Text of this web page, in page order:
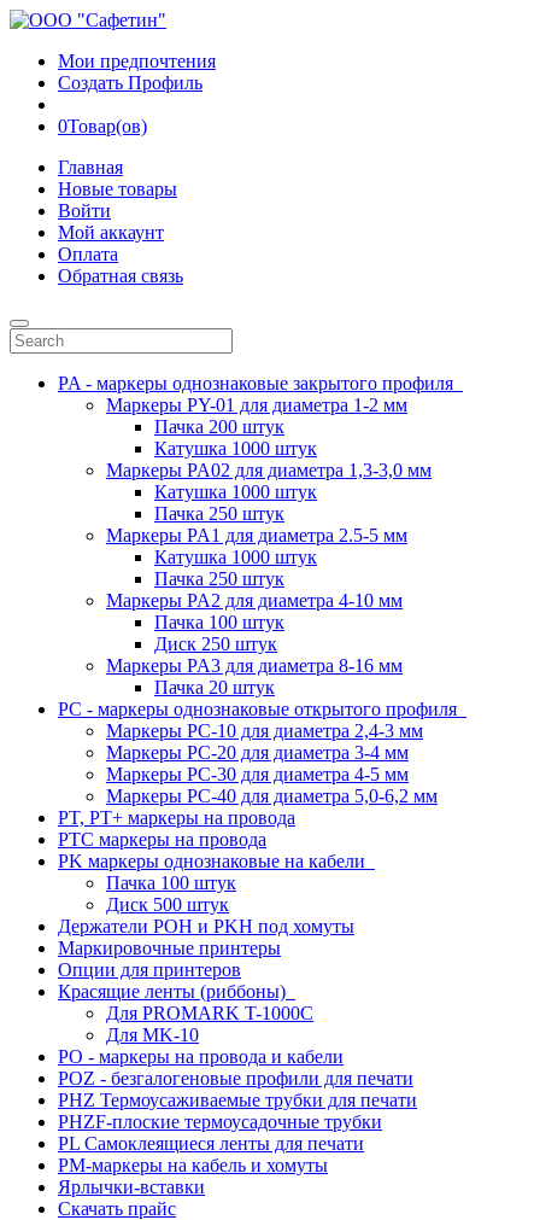
Мои предпочтения
Создать Профиль
0Товар(ов)
Главная
Новые товары
Войти
Мой аккаунт
Оплата
Обратная связь
PA - маркеры однознаковые закрытого профиля
Маркеры PY-01 для диаметра 1-2 мм
Пачка 200 штук
Катушка 1000 штук
Маркеры PA02 для диаметра 1,3-3,0 мм
Катушка 1000 штук
Пачка 250 штук
Маркеры PA1 для диаметра 2.5-5 мм
Катушка 1000 штук
Пачка 250 штук
Маркеры PA2 для диаметра 4-10 мм
Пачка 100 штук
Диск 250 штук
Маркеры PA3 для диаметра 8-16 мм
Пачка 20 штук
PC - маркеры однознаковые открытого профиля
Маркеры PC-10 для диаметра 2,4-3 мм
Маркеры PC-20 для диаметра 3-4 мм
Маркеры PC-30 для диаметра 4-5 мм
Маркеры PC-40 для диаметра 5,0-6,2 мм
PT, PT+ маркеры на провода
PTC маркеры на провода
PK маркеры однознаковые на кабели
Пачка 100 штук
Диск 500 штук
Держатели POH и PKH под хомуты
Маркировочные принтеры
Опции для принтеров
Красящие ленты (риббоны)
Для PROMARK T-1000C
Для MK-10
PO - маркеры на провода и кабели
POZ - безгалогеновые профили для печати
PHZ Термоусаживаемые трубки для печати
PHZF-плоские термоусадочные трубки
PL Самоклеящиеся ленты для печати
PM-маркеры на кабель и хомуты
Ярлычки-вставки
Скачать прайс